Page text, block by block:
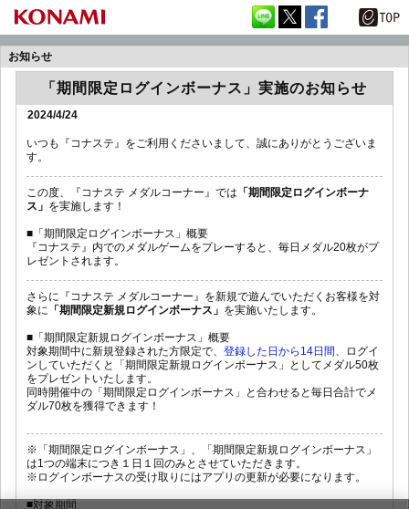
お知らせ
「期間限定ログインボーナス」実施のお知らせ
2024/4/24
いつも『コナステ』をご利用くださいまして、誠にありがとうございま
す。
この度、『コナステ メダルコーナー』では 「期間限定ログインボーナ
ス」 を実施します！
■「期間限定ログインボーナス」概要
『コナステ』内でのメダルゲームをプレーすると、毎日メダル20枚がプ
レゼントされます。
さらに『コナステ メダルコーナー』を新規で遊んでいただくお客様を対
象に 「期間限定新規ログインボーナス」 を実施いたします。
■「期間限定新規ログインボーナス」概要
対象期間中に新規登録された方限定で、 登録した日から14日間、
ログイ
ンしていただくと「期間限定新規ログインボーナス」としてメダル50枚
をプレゼントいたします。
同時開催中の「期間限定ログインボーナス」と合わせると毎日合計でメ
ダル70枚を獲得できます！
※「期間限定ログインボーナス」、「期間限定新規ログインボーナス」
は1つの端末につき１日１回のみとさせていただきます。
※ログインボーナスの受け取りにはアプリの更新が必要になります。
■対象期間